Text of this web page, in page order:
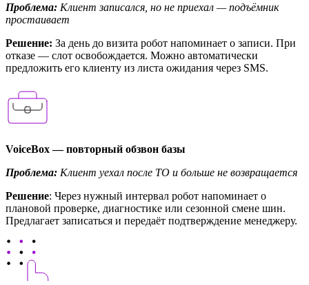
Проблема: Клиент записался, но не приехал — подъёмник
простаивает
Решение: За день до визита робот напоминает о записи. При
отказе — слот освобождается. Можно автоматически
предложить его клиенту из листа ожидания через SMS.
VoiceBox — повторный обзвон базы
Проблема: Клиент уехал после ТО и больше не возвращается
Решение: Через нужный интервал робот напоминает о
плановой проверке, диагностике или сезонной смене шин.
Предлагает записаться и передаёт подтверждение менеджеру.